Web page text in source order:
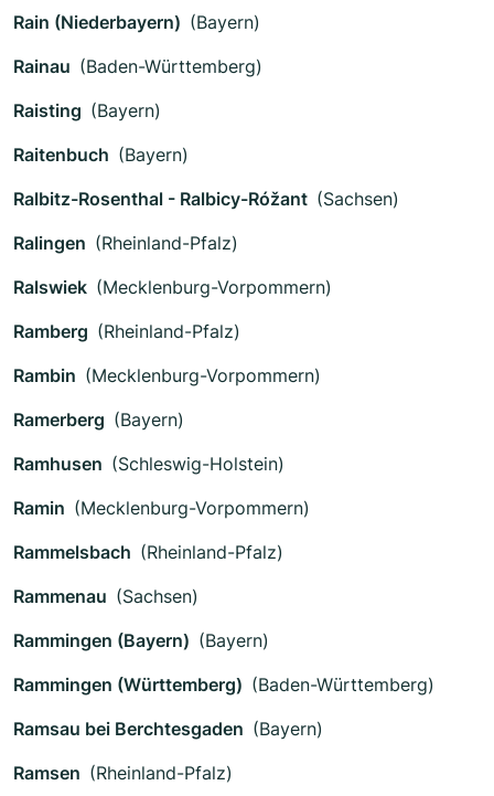
Rain (Niederbayern) (Bayern)
Rainau (Baden-Württemberg)
Raisting (Bayern)
Raitenbuch (Bayern)
Ralbitz-Rosenthal - Ralbicy-Róžant (Sachsen)
Ralingen (Rheinland-Pfalz)
Ralswiek (Mecklenburg-Vorpommern)
Ramberg (Rheinland-Pfalz)
Rambin (Mecklenburg-Vorpommern)
Ramerberg (Bayern)
Ramhusen (Schleswig-Holstein)
Ramin (Mecklenburg-Vorpommern)
Rammelsbach (Rheinland-Pfalz)
Rammenau (Sachsen)
Rammingen (Bayern) (Bayern)
Rammingen (Württemberg) (Baden-Württemberg)
Ramsau bei Berchtesgaden (Bayern)
Ramsen (Rheinland-Pfalz)